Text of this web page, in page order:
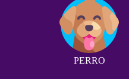
PERRO